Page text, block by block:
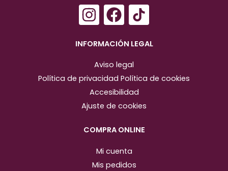
I
n
s
a
g
r
m
F
a
c
e
b
o
o
INFORMACIÓN LEGAL
Aviso legal
Política de privacidad Política de cookies
Accesibilidad
Ajuste de cookies
COMPRA ONLINE
Mi cuenta
Mis pedidos